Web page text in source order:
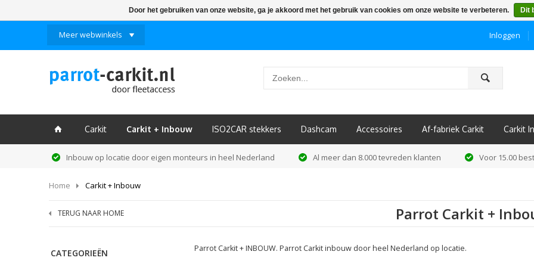
Meer webwinkels Inloggen
ô
ï Carkit Carkit + Inbouw ISO2CAR stekkers Dashcam Accessoires Af-fabriek Carkit Carkit
Inbouw op locatie door eigen monteurs in heel Nederland Al meer dan 8.000 tevreden klanten Voor 15.00
Home Carkit + Inbouw
TERUG NAAR HOME Parrot Carkit +
CATEGORIEËN Parrot Carkit + INBOUW. Parrot Carkit inbouw door heel Nederland op locatie.
Door het gebruiken van onze website, ga je akkoord met het gebruik van cookies om onze website te verbeteren. Dit